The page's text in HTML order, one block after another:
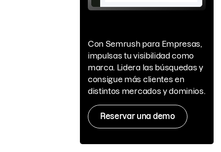
Con Semrush para Empresas,
impulsas tu visibilidad como
marca. Lidera las búsquedas y
consigue más clientes en
distintos mercados y dominios.
Reservar una demo